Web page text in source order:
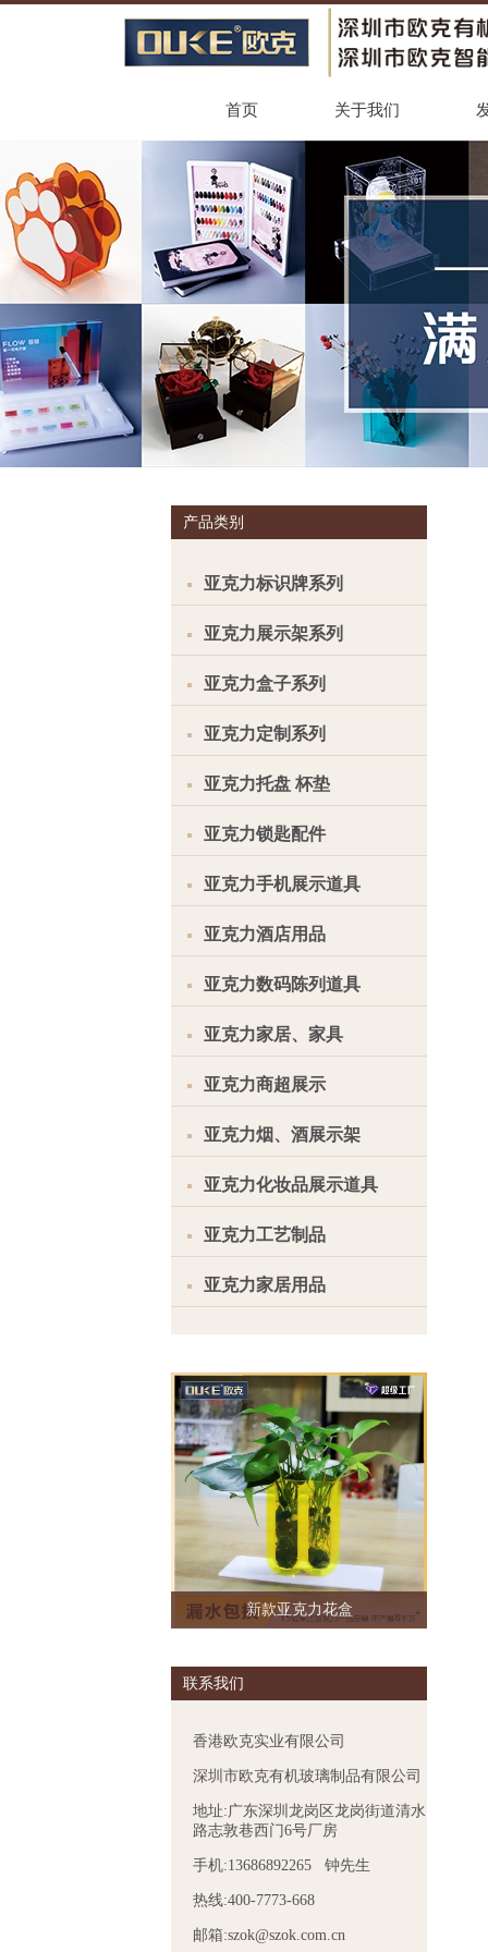
首页 关于我们
产品类别
亚克力标识牌系列
亚克力展示架系列
亚克力盒子系列
亚克力定制系列
亚克力托盘 杯垫
亚克力锁匙配件
亚克力手机展示道具
亚克力酒店用品
亚克力数码陈列道具
亚克力家居、家具
亚克力商超展示
亚克力烟、酒展示架
亚克力化妆品展示道具
亚克力工艺制品
亚克力家居用品
新款亚克力花盒
联系我们
香港欧克实业有限公司
深圳市欧克有机玻璃制品有限公司
地址:广东深圳龙岗区龙岗街道清水
路志敦巷西门6号厂房
手机:13686892265 钟先生
热线:400-7773-668
邮箱:szok@szok.com.cn